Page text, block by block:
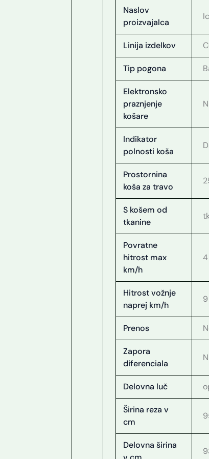
Naslov
proizvajalca
Linija izdelkov
Tip pogona
Elektronsko
praznjenje
košare
Indikator
polnosti koša
Prostornina
koša za travo
S košem od
tkanine
Povratne
hitrost max
km/h
Hitrost vožnje
naprej km/h
Prenos
Zapora
diferenciala
Delovna luč
Širina reza v
cm
Delovna širina